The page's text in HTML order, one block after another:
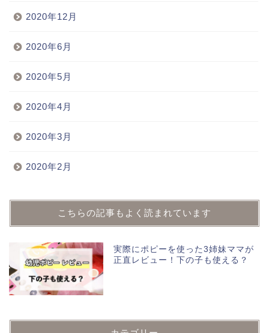
2020年12月
2020年6月
2020年5月
2020年4月
2020年3月
2020年2月
こちらの記事もよく読まれています
実際にポピーを使った3姉妹ママが
正直レビュー！下の子も使える？